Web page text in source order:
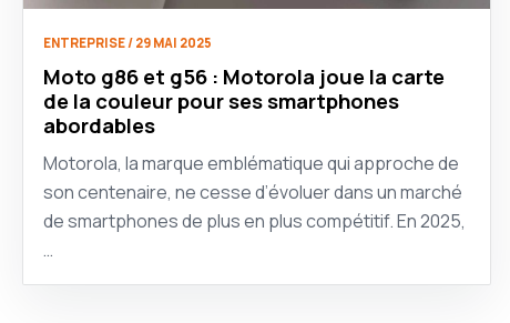
ENTREPRISE / 29 MAI 2025
Moto g86 et g56 : Motorola joue la carte
de la couleur pour ses smartphones
abordables
Motorola, la marque emblématique qui approche de
son centenaire, ne cesse d’évoluer dans un marché
de smartphones de plus en plus compétitif. En 2025,
…